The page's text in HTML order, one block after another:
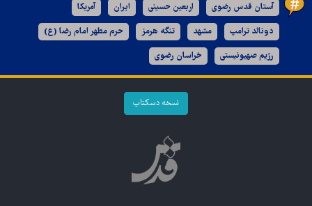
آستان قدس رضوی اربعین حسینی ایران آمریکا
دونالد ترامپ مشهد تنگه هرمز حرم مطهر امام رضا (ع)
رژیم صهیونیستی خراسان رضوی
نسخه دسکتاپ